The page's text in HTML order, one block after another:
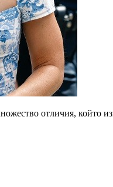
отличия, който